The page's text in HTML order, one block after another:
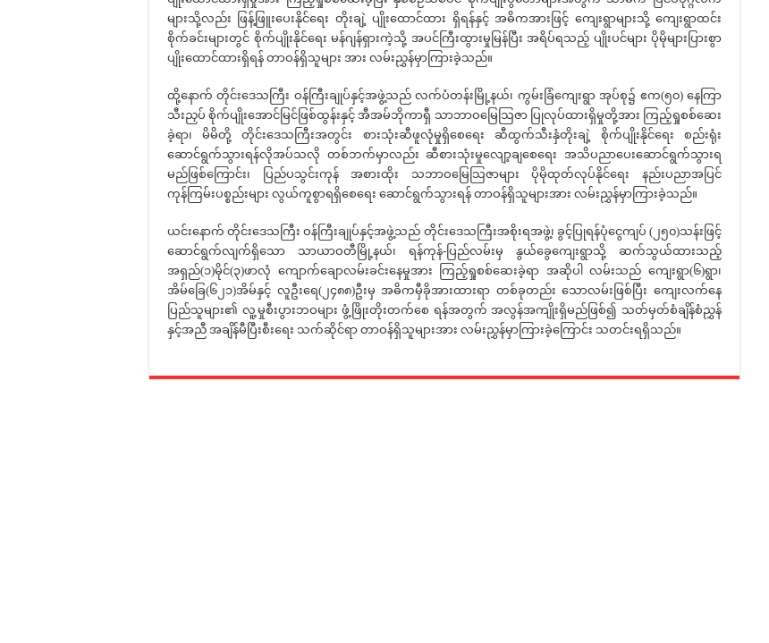
များသို့လည်း ဖြန့်ဖြူးပေးနိုင်ရေး တိုးချဲ့ ပျိုးထောင်ထား ရှိရန်နှင့် အဓိကအားဖြင့် ကျေးရွာများသို့ ကျေးရွာထင်း
စိုက်ခင်းများတွင် စိုက်ပျိုးနိုင်ရေး မန်ဂျန်ရှားကဲ့သို့ အပင်ကြီးထွားမှုမြန်ပြီး အရိပ်ရသည့် ပျိုးပင်များ ပိုမိုများပြားစွာ
ပျိုးထောင်ထားရှိရန် တာဝန်ရှိသူများ အား လမ်းညွှန်မှာကြားခဲ့သည်။
ထို့နောက် တိုင်းဒေသကြီး ဝန်ကြီးချုပ်နှင့်အဖွဲ့သည် လက်ပံတန်းမြို့နယ်၊ ကွမ်းခြံကျေးရွာ အုပ်စု၌ ဧက(၅၀) နေကြာ
သီးညှပ် စိုက်ပျိုးအောင်မြင်ဖြစ်ထွန်းနှင့် အီအမ်ဘိုကာရှီ သာဘာဝမြေသြဇာ ပြုလုပ်ထားရှိမှုတို့အား ကြည့်ရှုစစ်ဆေး
ခဲ့ရာ၊ မိမိတို့ တိုင်းဒေသကြီးအတွင်း စားသုံးဆီဖူလုံမှုရှိစေရေး ဆီထွက်သီးနှံတိုးချဲ့ စိုက်ပျိုးနိုင်ရေး စည်းရုံး
ဆောင်ရွက်သွားရန်လိုအပ်သလို တစ်ဘက်မှာလည်း ဆီစားသုံးမှုလျော့ချစေရေး အသိပညာပေးဆောင်ရွက်သွားရ
မည်ဖြစ်ကြောင်း၊ ပြည်ပသွင်းကုန် အစားထိုး သဘာဝမြေသြဇာများ ပိုမိုထုတ်လုပ်နိုင်ရေး နည်းပညာအပြင်
ကုန်ကြမ်းပစ္စည်းများ လွယ်ကူစွာရရှိစေရေး ဆောင်ရွက်သွားရန် တာဝန်ရှိသူများအား လမ်းညွှန်မှာကြားခဲ့သည်။
ယင်းနောက် တိုင်းဒေသကြီး ဝန်ကြီးချုပ်နှင့်အဖွဲ့သည် တိုင်းဒေသကြီးအစိုးရအဖွဲ့၊ ခွင့်ပြုရန်ပုံငွေကျပ် (၂၅၀)သန်းဖြင့်
ဆောင်ရွက်လျက်ရှိသော သာယာဝတီမြို့နယ်၊ ရန်ကုန်-ပြည်လမ်းမှ နွယ်ခွေကျေးရွာသို့ ဆက်သွယ်ထားသည့်
အရှည်(၁)မိုင်(၃)ဖာလုံ ကျောက်ချောလမ်းခင်းနေမှုအား ကြည့်ရှုစစ်ဆေးခဲ့ရာ အဆိုပါ လမ်းသည် ကျေးရွာ(၆)ရွာ၊
အိမ်ခြေ(၆၂၁)အိမ်နှင့် လူဦးရေ(၂၄၈၈)ဦးမှ အဓိကမှီခိုအားထားရာ တစ်ခုတည်း သောလမ်းဖြစ်ပြီး ကျေးလက်နေ
ပြည်သူများ၏ လူ့မှုစီးပွားဘဝများ ဖွံ့ဖြိုးတိုးတက်စေ ရန်အတွက် အလွန်အကျိုးရှိမည်ဖြစ်၍ သတ်မှတ်စံချိန်စံညွှန်
နှင့်အညီ အချိန်မီပြီးစီးရေး သက်ဆိုင်ရာ တာဝန်ရှိသူများအား လမ်းညွှန်မှာကြားခဲ့ကြောင်း သတင်းရရှိသည်။